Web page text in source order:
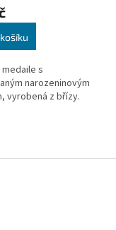
s
narozeninovým
vyrobená z břízy.